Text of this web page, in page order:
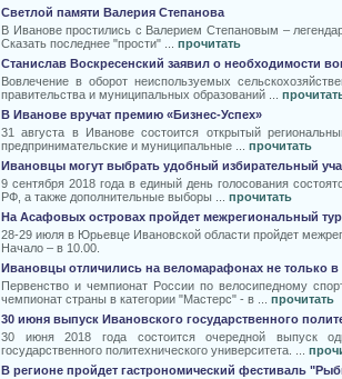
Светлой памяти Валерия Степанова
В Иванове простились с Валерием Степановым –
Сказать последнее "прости" ... прочитать
Станислав Воскресенский заявил о необходимости
Вовлечение в оборот неиспользуемых
правительства и муниципальных образований ...
В Иванове вручат премию «Бизнес-Успех»
31 августа в Иванове состоится открытый
предпринимательские и муниципальные ... прочитать
Ивановцы могут выбрать удобный избирательный
9 сентября 2018 года в единый день голосования
РФ, а также дополнительные выборы ... прочитать
На Асафовых островах пройдет межрегиональный
28-29 июля в Юрьевце Ивановской области пройдет
Начало – в 10.00.
Ивановцы отличились на веломарафонах не только в
Первенство и чемпионат России по велосипедному
чемпионат страны в категории "Мастерс" - в ... прочитать
30 июня выпуск Ивановского государственного
30 июня 2018 года состоится очередной выпуск
государственного политехнического университета. ...
В регионе пройдет гастрономический фестиваль